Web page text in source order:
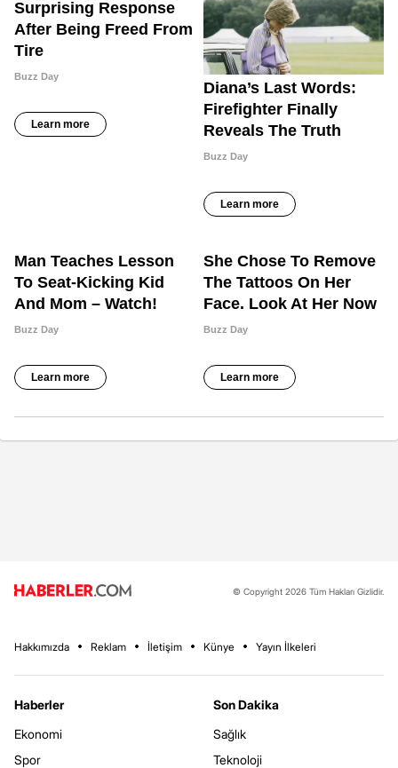
© Copyright 2026 Tüm Hakları Gizlidir.
Hakkımızda Reklam İletişim Künye Yayın İlkeleri
Haberler
Ekonomi
Spor
Son Dakika
Sağlık
Teknoloji